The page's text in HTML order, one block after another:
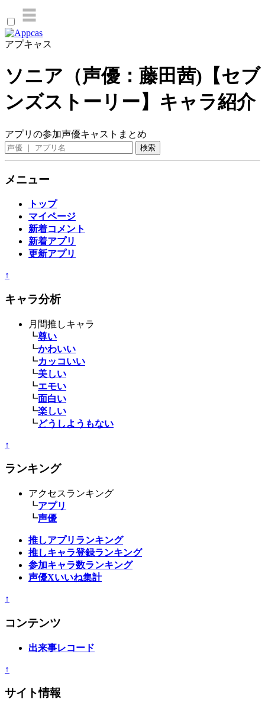
アプキャス
ソニア（声優：藤田茜)【セブ
ンズストーリー】キャラ紹介
アプリの参加声優キャストまとめ
メニュー
トップ
マイページ
新着コメント
新着アプリ
更新アプリ
↑
キャラ分析
月間推しキャラ
┗尊い
┗かわいい
┗カッコいい
┗美しい
┗エモい
┗面白い
┗楽しい
┗どうしようもない
↑
ランキング
アクセスランキング
┗アプリ
┗声優
推しアプリランキング
推しキャラ登録ランキング
参加キャラ数ランキング
声優Xいいね集計
↑
コンテンツ
出来事レコード
↑
サイト情報